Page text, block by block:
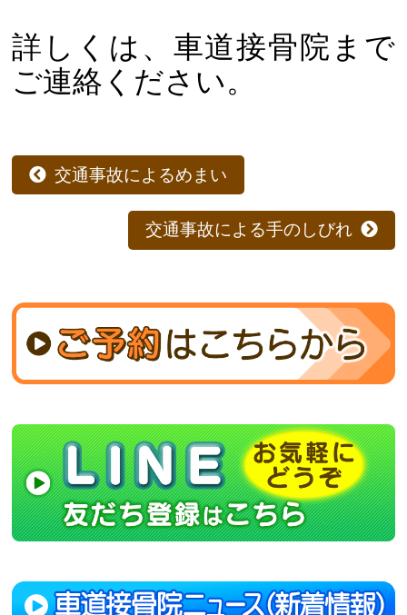
詳しくは、車道接骨院まで
ご連絡ください。
交通事故によるめまい
交通事故による手のしびれ